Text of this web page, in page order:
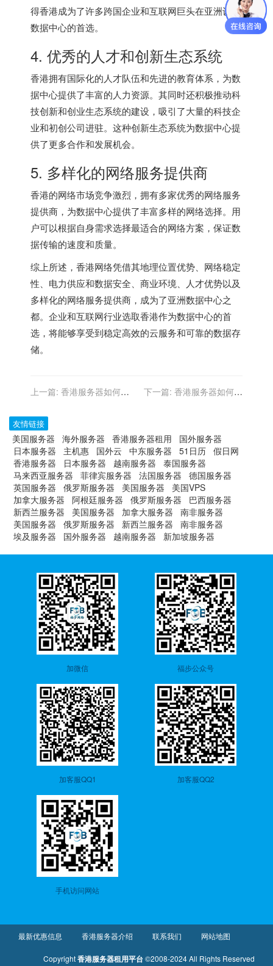
得香港成为了许多跨国企业和互联网巨头在亚洲设立
数据中心的首选。
4. 优秀的人才和创新生态系统
香港拥有国际化的人才队伍和先进的教育体系，为数
据中心提供了丰富的人力资源。其同时还积极推动科
技创新和创业生态系统的建设，吸引了大量的科技企
业和初创公司进驻。这种创新生态系统为数据中心提
供了更多合作和发展机会。
5. 多样化的网络服务提供商
香港的网络市场竞争激烈，拥有多家优秀的网络服务
提供商，为数据中心提供了丰富多样的网络选择。用
户可以根据自身需求选择最适合的网络方案，保证数
据传输的速度和质量。
综上所述， 香港网络凭借其地理位置优势、网络稳定
性、电力供应和数据安全、商业环境、人才优势以及
多样化的网络服务提供商，成为了亚洲数据中心之
都。企业和互联网行业选取香港作为数据中心的首
选，将能够享受到稳定高效的云服务和可靠的数据存
储。
上一篇: 香港服务器如何进
攻击设置？
下一篇: 香港服务器如何进
友情链接
美国服务器 海外服务器 香港服务器租用
国外服务器
日本服务器
主机惠 国外云 中东服务器 51日历 假日网
香港服务器
日本服务器 越南服务器
泰国服务器
马来西亚服务器
菲律宾服务器 法国服务器
德国服务器
英国服务器
俄罗斯服务器 美国服务器
美国VPS
加拿大服务器
阿根廷服务器 俄罗斯服务器
巴西服务器
新西兰服务器
美国服务器 加拿大服务器
南非服务器
美国服务器
俄罗斯服务器 新西兰服务器
南非服务器
埃及服务器
国外服务器 越南服务器 新加坡服务器
加微信 福步公众号
加客服QQ1 加客服QQ2
手机访问网站
最新优惠信息 香港服务器介绍 联系我们 网站地图
Copyright香港服务器租用平台©2008-2024 All Rights Reserved